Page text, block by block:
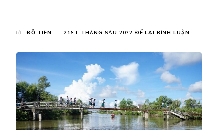
bởi ĐỖ TIÊN 21ST THÁNG SÁU 2022 ĐỂ LẠI BÌNH LUẬN
DÀI
HÀNH
LAN
TỎA
NHỮNG
YÊU
THƯƠNG